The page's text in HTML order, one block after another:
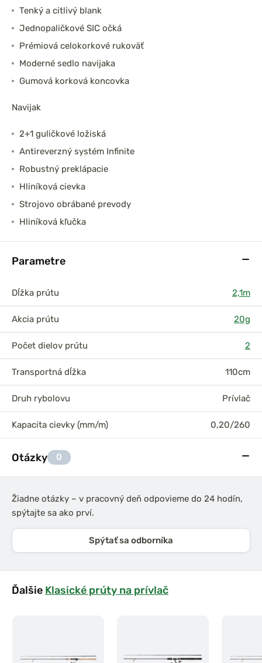
Tenký a citlivý blank
Jednopaličkové SIC očká
Prémiová celokorkové rukoväť
Moderné sedlo navijaka
Gumová korková koncovka
Navijak
2+1 guličkové ložiská
Antireverzný systém Infinite
Robustný preklápacie
Hliníková cievka
Strojovo obrábané prevody
Hliníková kľučka
Parametre
Dĺžka prútu 2,1m
Akcia prútu 20g
Počet dielov prútu 2
Transportná dĺžka 110cm
Druh rybolovu Prívlač
Kapacita cievky (mm/m) 0,20/260
Otázky 0
Žiadne otázky – v pracovný deň odpovieme do 24 hodín,
spýtajte sa ako prví.
Spýtať sa odborníka
Ďalšie Klasické prúty na prívlač